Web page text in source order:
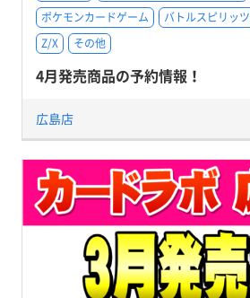
ポケモンカードゲーム
バトルスピリッツ
Z/X
その他
4月発売商品の予約情報！
広島店